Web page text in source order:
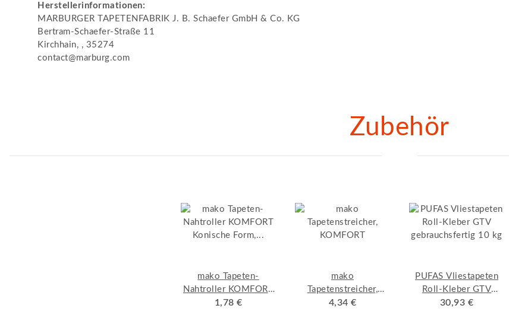
Herstellerinformationen:
MARBURGER TAPETENFABRIK J. B. Schaefer GmbH & Co. KG
Bertram-Schaefer-Straße 11
Kirchhain, , 35274
contact@marburg.com
Zubehör
mako Tapeten-
Nahtroller KOMFORT
Konische Form,
1,78 €
mako
Tapetenstreicher,
KOMFORT
4,34 €
PUFAS Vliestapeten
Roll-Kleber GTV
gebrauchsfertig 10 kg
30,93 €